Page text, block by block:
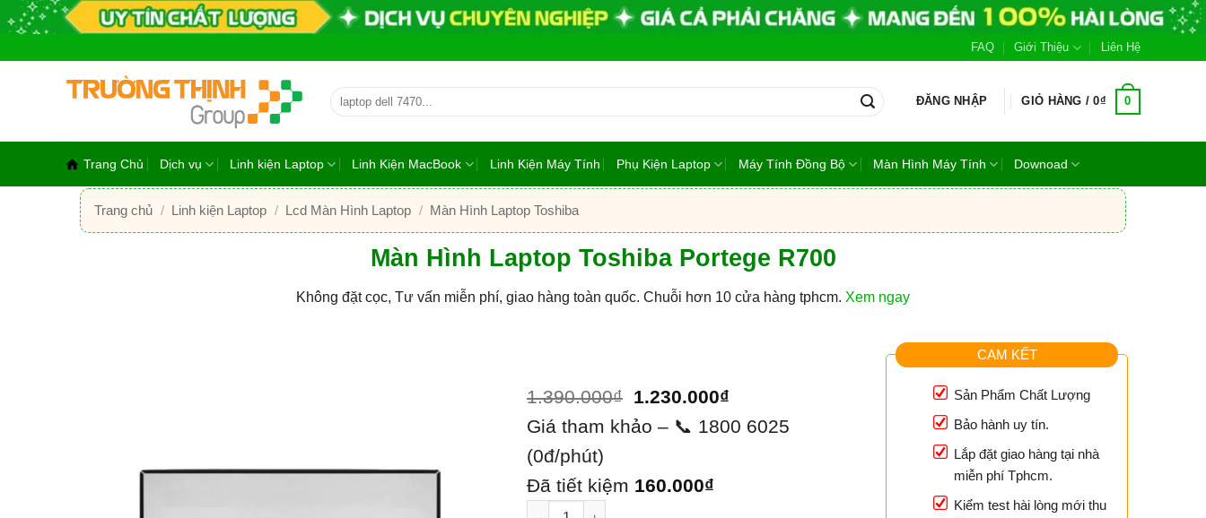
qua
FAQ Giới Thiệu Liên Hệ
Tìm
kiếm:
ĐĂNG NHẬP GIỎ HÀNG /0₫ 0
Trang Chủ Dịch vụ Linh kiện Laptop Linh Kiện MacBook Linh Kiện Máy Tính Phụ Kiện Laptop Máy Tính Đồng Bộ Màn Hình Máy Tính Downoad
Trang chủ / Linh kiện Laptop / Lcd Màn Hình Laptop / Màn Hình Laptop Toshiba
Màn Hình Laptop Toshiba Portege R700
Không đặt cọc, Tư vấn miễn phí, giao hàng toàn quốc. Chuỗi hơn 10 cửa hàng tphcm. Xem ngay
1.390.000₫ Giá
gốc
1.390.000₫.
1.230.000₫
hiện
Giá tham khảo – 📞 1800 6025
(0đ/phút)
Đã tiết kiệm 160.000₫
Màn Hình Laptop Toshiba Portege R700 số lượng
CAM KẾT
Sản Phẩm Chất Lượng
Bảo hành uy tín.
Lắp đặt giao hàng tại nhà
miễn phí Tphcm.
Kiểm test hài lòng mới thu